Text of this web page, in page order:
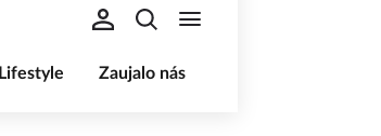
Lifestyle Zaujalo nás